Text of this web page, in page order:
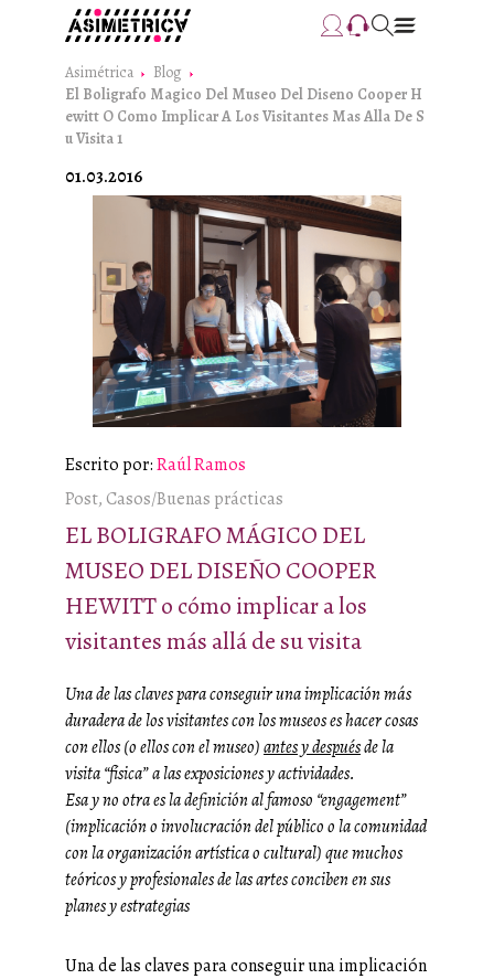
Asimétrica
Blog
El Boligrafo Magico Del Museo Del Diseno Cooper H
Ewitt O Como Implicar A Los Visitantes Mas Alla De S
U Visita 1
01.03.2016
Escrito por:Raúl Ramos
Post, Casos/Buenas prácticas
EL BOLIGRAFO MÁGICO DEL
MUSEO DEL DISEÑO COOPER
HEWITT o cómo implicar a los
visitantes más allá de su visita
Una de las claves para conseguir una implicación más
duradera de los visitantes con los museos es hacer cosas
con ellos (o ellos con el museo)antes y despuésde la
visita “física” a las exposiciones y actividades.
Esa y no otra es la definición al famoso “engagement”
(implicación o involucración del público o la comunidad
con la organización artística o cultural) que muchos
teóricos y profesionales de las artes conciben en sus
planes y estrategias
Una de las claves para conseguir una implicación